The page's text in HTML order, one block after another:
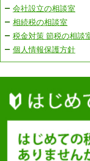
会社設立の相談室
相続税の相談室
税金対策 節税の相談
個人情報保護方針